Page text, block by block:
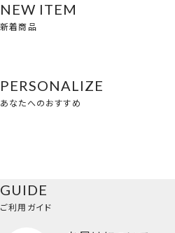
NEW ITEM
新着商品
PERSONALIZE
あなたへのおすすめ
GUIDE
ご利用ガイド